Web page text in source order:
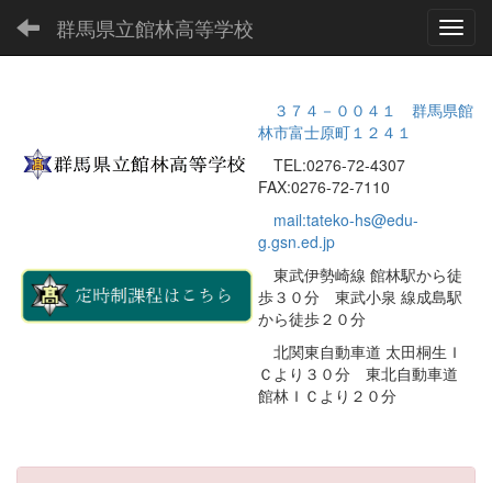
群馬県立館林高等学校
３７４－００４１ 群馬県館
林市富士原町１２４１
TEL:0276-72-4307
FAX:0276-72-7110
mail:tateko-hs@edu-
g.gsn.ed.jp
東武伊勢崎線 館林駅から徒
歩３０分 東武小泉 線成島駅
から徒歩２０分
北関東自動車道 太田桐生Ｉ
Ｃより３０分 東北自動車道
館林ＩＣより２０分